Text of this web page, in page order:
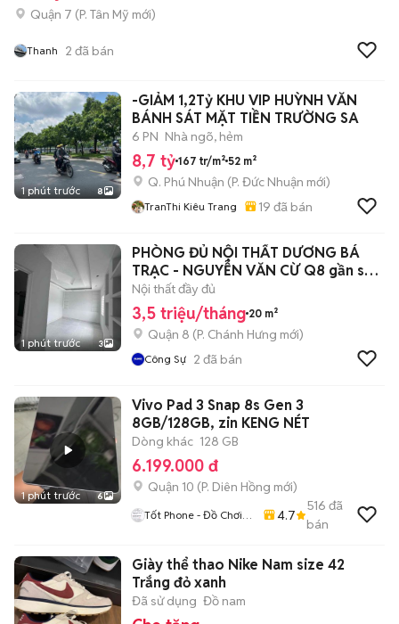
Quận 7 (P. Tân Mỹ mới)
Thanh 2 đã bán
1 phút trước 8
-GIẢM 1,2Tỷ KHU VIP HUỲNH VĂN
BÁNH SÁT MẶT TIỀN TRƯỜNG SA
6 PN Nhà ngõ, hẻm
8,7 tỷ 167 tr/m² 52 m²
Q. Phú Nhuận (P. Đức Nhuận mới)
TranThi Kiêu Trang 19 đã bán
1 phút trước 3
PHÒNG ĐỦ NỘI THẤT DƯƠNG BÁ
TRẠC - NGUYỄN VĂN CỪ Q8 gần sát
Q1
Nội thất đầy đủ
3,5 triệu/tháng 20 m²
Quận 8 (P. Chánh Hưng mới)
Công Sự 2 đã bán
1 phút trước 6
Vivo Pad 3 Snap 8s Gen 3
8GB/128GB, zin KENG NÉT
Dòng khác 128 GB
6.199.000 đ
Quận 10 (P. Diên Hồng mới)
Tốt Phone - Đồ Chơi
4.7
516 đã
bán
Giày thể thao Nike Nam size 42
Trắng đỏ xanh
Đã sử dụng Đồ nam